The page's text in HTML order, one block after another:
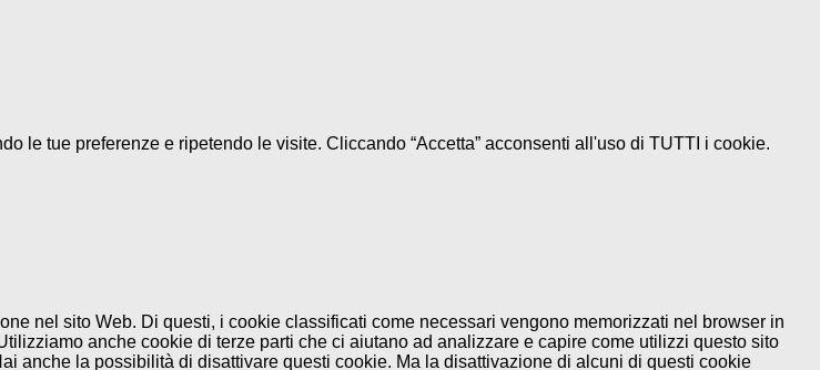
le tue preferenze e ripetendo le visite. Cliccando “Accetta” acconsenti all'uso di TUTTI i cookie.
nel sito Web. Di questi, i cookie classificati come necessari vengono memorizzati nel browser in
anche cookie di terze parti che ci aiutano ad analizzare e capire come utilizzi questo sito
anche la possibilità di disattivare questi cookie. Ma la disattivazione di alcuni di questi cookie